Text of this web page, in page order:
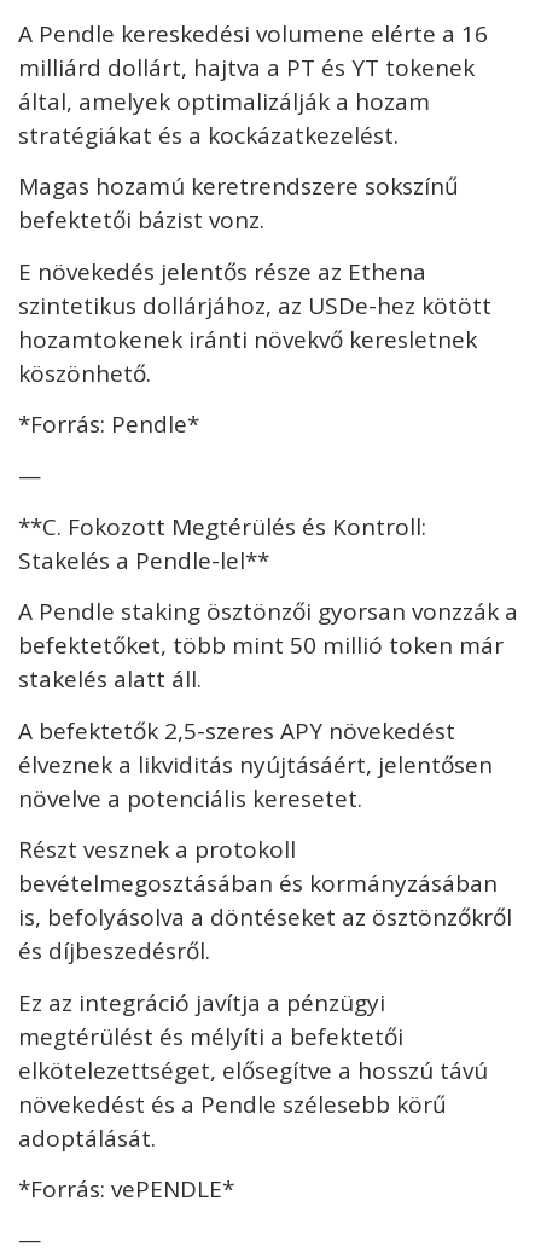
A Pendle kereskedési volumene elérte a 16
milliárd dollárt, hajtva a PT és YT tokenek
által, amelyek optimalizálják a hozam
stratégiákat és a kockázatkezelést.
Magas hozamú keretrendszere sokszínű
befektetői bázist vonz.
E növekedés jelentős része az Ethena
szintetikus dollárjához, az USDe-hez kötött
hozamtokenek iránti növekvő keresletnek
köszönhető.
*Forrás: Pendle*
—
**C. Fokozott Megtérülés és Kontroll:
Stakelés a Pendle-lel**
A Pendle staking ösztönzői gyorsan vonzzák a
befektetőket, több mint 50 millió token már
stakelés alatt áll.
A befektetők 2,5-szeres APY növekedést
élveznek a likviditás nyújtásáért, jelentősen
növelve a potenciális keresetet.
Részt vesznek a protokoll
bevételmegosztásában és kormányzásában
is, befolyásolva a döntéseket az ösztönzőkről
és díjbeszedésről.
Ez az integráció javítja a pénzügyi
megtérülést és mélyíti a befektetői
elkötelezettséget, elősegítve a hosszú távú
növekedést és a Pendle szélesebb körű
adoptálását.
*Forrás: vePENDLE*
—